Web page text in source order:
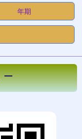
年期